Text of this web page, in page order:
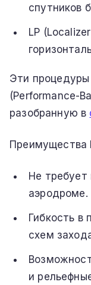
спутников
LP
Эти процедуры
(Performance-
разобранную в
Преимущества
Не требует
аэродроме.
Гибкость в
схем
и